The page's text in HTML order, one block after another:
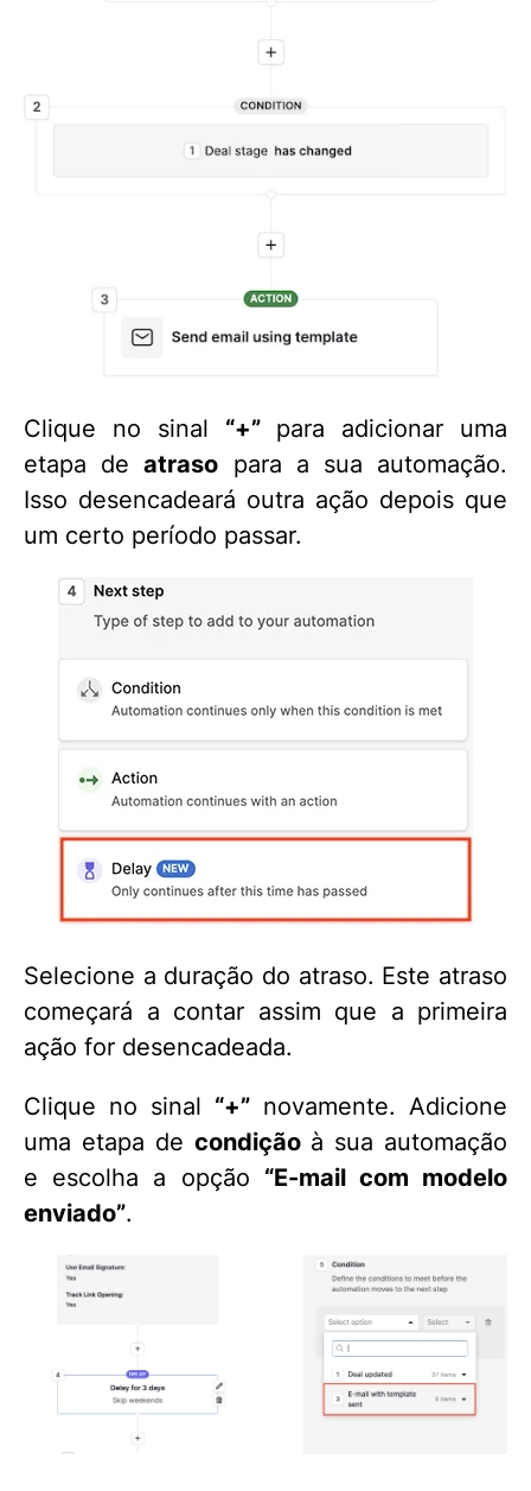
Clique no sinal “+”para adicionar uma
etapa deatraso para a sua automação.
Isso desencadeará outra ação depois que
um certo período passar.
Selecione a duração do atraso. Este atraso
começará a contar assim que a primeira
ação for desencadeada.
Clique no sinal “+” novamente. Adicione
uma etapa de condiçãoà sua automação
e escolha a opção “E-mail com modelo
enviado”.